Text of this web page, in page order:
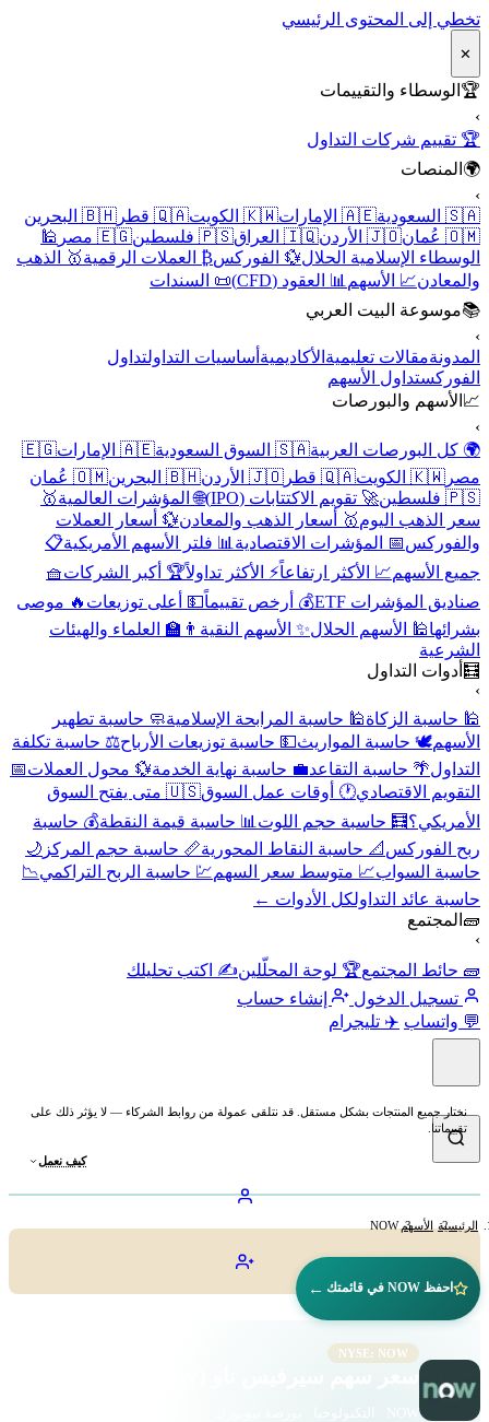
تخطي إلى المحتوى الرئيسي
✕
🏆الوسطاء والتقييمات
🏆 تقييم شركات التداول
🌍المنصات
🇸🇦 السعودية
🇦🇪 الإمارات 🇰🇼 الكويت 🇶🇦 قطر
🇧🇭 البحرين
🇴🇲 عُمان
🇯🇴 الأردن 🇮🇶 العراق 🇵🇸 فلسطين 🇪🇬 مصر
🕌
الوسطاء الإسلامية الحلال 💱 الفوركس ₿ العملات الرقمية🥇 الذهب
والمعادن📈 الأسهم📊 العقود (CFD)
📜 السندات
📚موسوعة البيت العربي
المدونةمقالات تعليميةالأكاديميةأساسيات التداولتداول
الفوركستداول الأسهم
📈الأسهم والبورصات
🌍 كل البورصات العربية🇸🇦 السوق السعودية 🇦🇪 الإمارات
🇪🇬
مصر 🇰🇼 الكويت 🇶🇦 قطر 🇯🇴 الأردن 🇧🇭 البحرين
🇴🇲 عُمان
🇵🇸 فلسطين
🚀 تقويم الاكتتابات (IPO) 🌐 المؤشرات العالمية🥇
سعر الذهب اليوم🥇 أسعار الذهب والمعادن💱 أسعار العملات
والفوركس 📅 المؤشرات الاقتصادية📊 فلتر الأسهم الأمريكية📋
جميع الأسهم📈 الأكثر ارتفاعاً⚡ الأكثر تداولاً🏆 أكبر الشركات🧺
صناديق المؤشرات ETF
💰 أرخص تقييماً💵 أعلى توزيعات🔥 موصى
بشرائها🕌 الأسهم الحلال ✨ الأسهم النقية👨‍🏫 العلماء والهيئات
الشرعية
🧮أدوات التداول
🕌 حاسبة الزكاة🕌 حاسبة المرابحة الإسلامية🧼 حاسبة تطهير
الأسهم🕊️ حاسبة المواريث💵 حاسبة توزيعات الأرباح⚖️ حاسبة تكلفة
التداول 🌴 حاسبة التقاعد💼 حاسبة نهاية الخدمة💱 محول العملات📅
التقويم الاقتصادي🕐 أوقات عمل السوق
🇺🇸 متى يفتح السوق
الأمريكي؟🧮 حاسبة حجم اللوت📊 حاسبة قيمة النقطة💰 حاسبة
ربح الفوركس 📐 حاسبة النقاط المحورية📏 حاسبة حجم المركز 🌙
حاسبة السواب📈 متوسط سعر السهم💹 حاسبة الربح التراكمي 📉
حاسبة عائد التداولكل الأدوات ←
🧱المجتمع
🧱 حائط المجتمع🏆 لوحة المحلّلين✍️ اكتب تحليلك
تسجيل الدخول
إنشاء حساب
💬 واتساب ✈️ تليجرام
نختار جميع المنتجات بشكل مستقل. قد نتلقى عمولة من روابط الشركاء — لا يؤثر ذلك على
تقييماتنا.
كيف نعمل
الرئيسية الأسهم NOW
احفظ NOW في قائمتك ←
NYSE: NOW
سعر سهم سيرفيس ناو (NOW)
NOW · التكنولوجيا · بورصة نيويورك